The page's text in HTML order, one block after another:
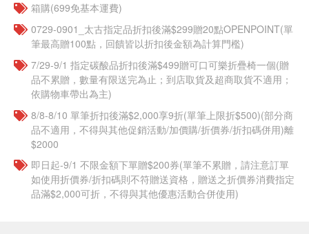
箱購(699免基本運費)
0729-0901_太古指定品折扣後滿$299贈20點OPENPOINT(單
筆最高贈100點，回饋皆以折扣後金額為計算門檻)
7/29-9/1 指定碳酸品折扣後滿$499贈可口可樂折疊椅一個(贈
品不累贈，數量有限送完為止；到店取貨及超商取貨不適用；
依購物車帶出為主)
8/8-8/10 單筆折扣後滿$2,000享9折(單筆上限折$500)(部分商
品不適用，不得與其他促銷活動/加價購/折價券/折扣碼併用)離
$2000
即日起-9/1 不限金額下單贈$200券(單筆不累贈，請注意訂單
如使用折價券/折扣碼則不符贈送資格，贈送之折價券消費指定
品滿$2,000可折，不得與其他優惠活動合併使用)